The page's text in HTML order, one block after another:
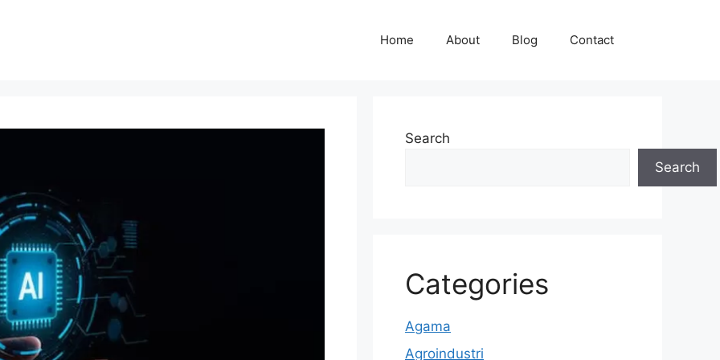
Home About Blog Contact
Search
Search
Categories
Agama
Agroindustri